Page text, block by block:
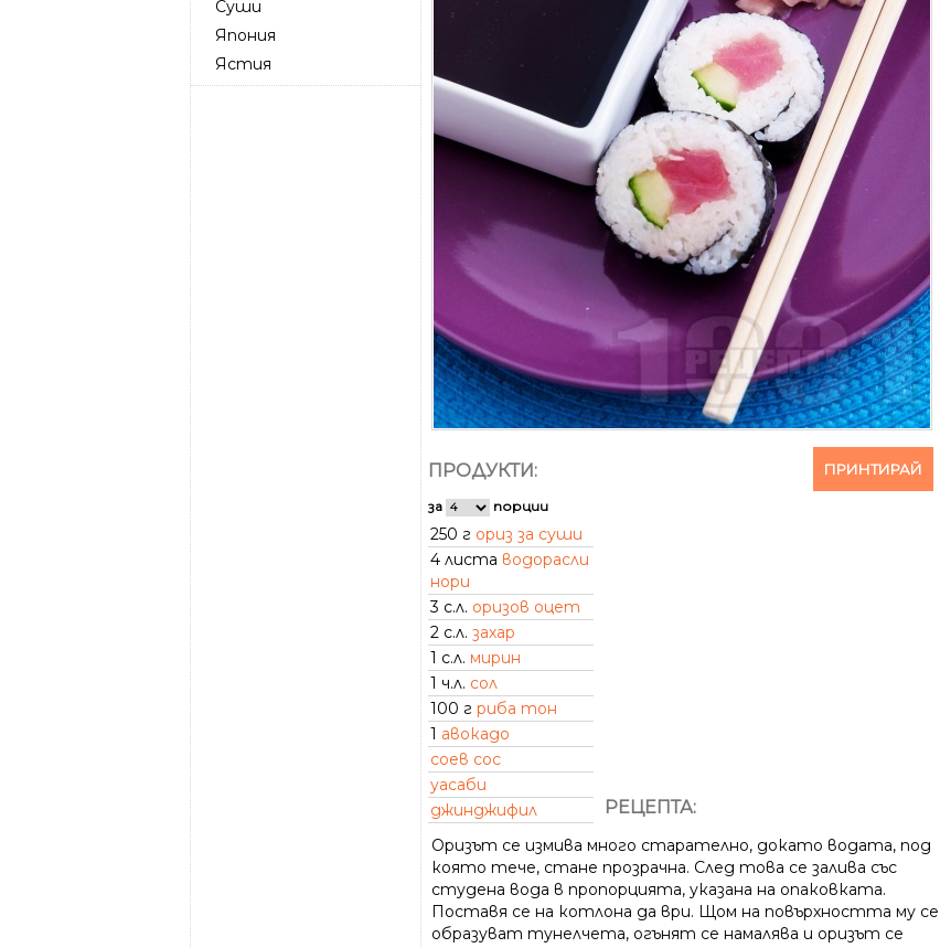
Суши
Япония
Ястия
ПРИНТИРАЙ
ПРОДУКТИ:
за порции
250 г ориз за суши
4 листа водорасли
нори
3 с.л. оризов оцет
2 с.л. захар
1 с.л. мирин
1 ч.л. сол
100 г риба тон
1 авокадо
соев сос
уасаби
джинджифил
РЕЦЕПТА:
Оризът се измива много старателно, докато водата, под
която тече, стане прозрачна. След това се залива със
студена вода в пропорцията, указана на опаковката.
Поставя се на котлона да ври. Щом на повърхността му се
образуват тунелчета, огънят се намалява и оризът се